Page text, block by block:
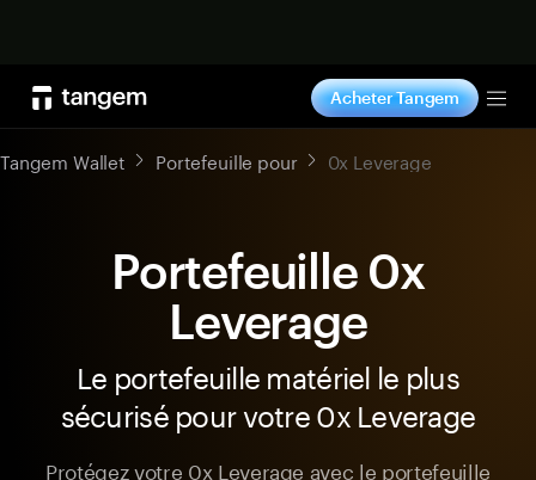
Acheter Tangem
Tangem Wallet Portefeuille pour 0x Leverage
Portefeuille 0x
Leverage
Le portefeuille matériel le plus
sécurisé pour votre 0x Leverage
Protégez votre 0x Leverage avec le portefeuille